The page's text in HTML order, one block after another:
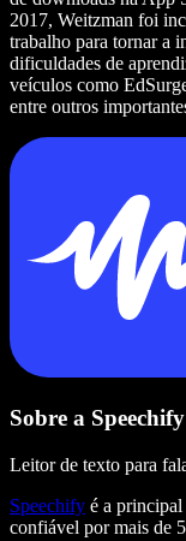
2017, Weitzman foi
trabalho para tornar a
dificuldades de
veículos como
entre outros
Sobre a Speechify
Leitor de texto para
Speechify é a
confiável por mais de